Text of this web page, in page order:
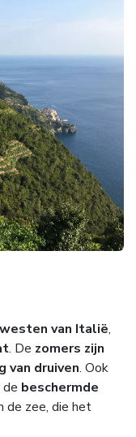
van Italië,
. De zomers zijn
van druiven. Ook
de beschermde
de zee, die het